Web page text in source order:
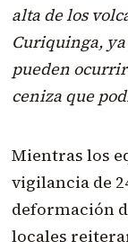
alta de los
Curiquinga,
pueden
ceniza que
Mientras los
vigilancia de
deformación
locales